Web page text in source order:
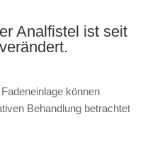
Analfistel ist seit
können
Behandlung betrachtet